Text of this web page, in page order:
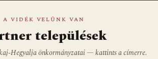
A VIDÉK VELÜNK VAN
települések
Hegyalja önkormányzatai — kattints a címerre.